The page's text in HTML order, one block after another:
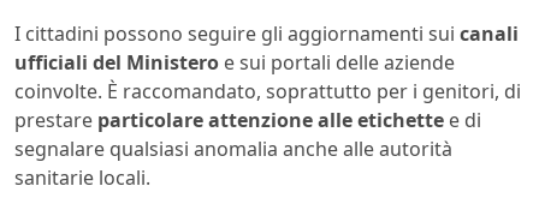
I cittadini possono seguire gli aggiornamenti sui canali
ufficiali del Ministero e sui portali delle aziende
coinvolte. È raccomandato, soprattutto per i genitori, di
prestare particolare attenzione alle etichette e di
segnalare qualsiasi anomalia anche alle autorità
sanitarie locali.